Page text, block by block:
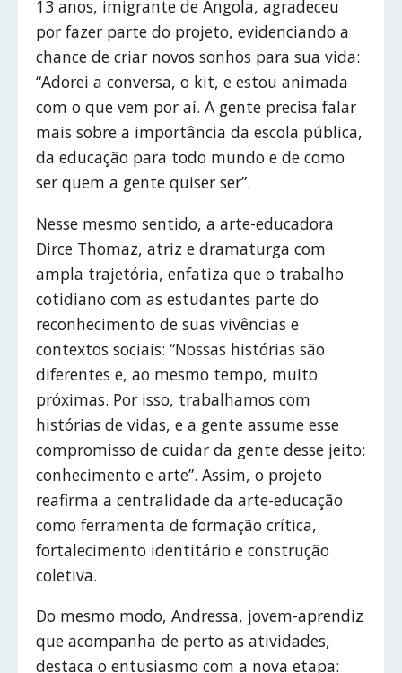
13 anos, imigrante de Angola, agradeceu
por fazer parte do projeto, evidenciando a
chance de criar novos sonhos para sua vida:
“Adorei a conversa, o kit, e estou animada
com o que vem por aí. A gente precisa falar
mais sobre a importância da escola pública,
da educação para todo mundo e de como
ser quem a gente quiser ser”.
Nesse mesmo sentido, a arte-educadora
Dirce Thomaz, atriz e dramaturga com
ampla trajetória, enfatiza que o trabalho
cotidiano com as estudantes parte do
reconhecimento de suas vivências e
contextos sociais: “Nossas histórias são
diferentes e, ao mesmo tempo, muito
próximas. Por isso, trabalhamos com
histórias de vidas, e a gente assume esse
compromisso de cuidar da gente desse jeito:
conhecimento e arte”. Assim, o projeto
reafirma a centralidade da arte-educação
como ferramenta de formação crítica,
fortalecimento identitário e construção
coletiva.
Do mesmo modo, Andressa, jovem-aprendiz
que acompanha de perto as atividades,
destaca o entusiasmo com a nova etapa: